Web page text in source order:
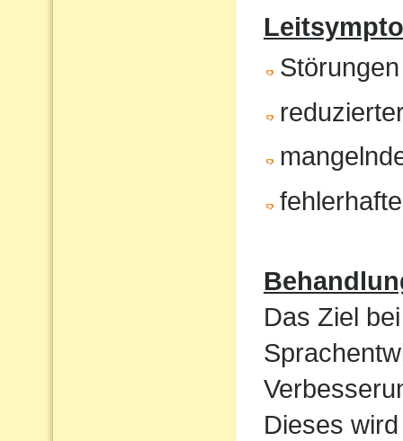
Das Ziel
Dieses